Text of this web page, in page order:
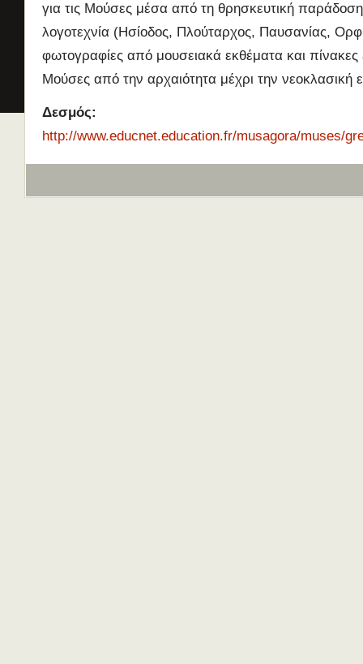
για τις Μούσες μέσα από τη θρησκευτική
λογοτεχνία (Ησίοδος, Πλούταρχος, Παυσανίας,
φωτογραφίες από μουσειακά εκθέματα και πίνακες
Μούσες από την αρχαιότητα μέχρι την νεοκλασική
Δεσμός:
http://www.educnet.education.fr/musagora/muses/
Δεύτερης/Ξένης Γλώσσας
(Εξ Αποστάσεως) από το Παν/
Λευκωσίας σε συνεργασία με
το πιστοποιητικό επιπέδου Γ2